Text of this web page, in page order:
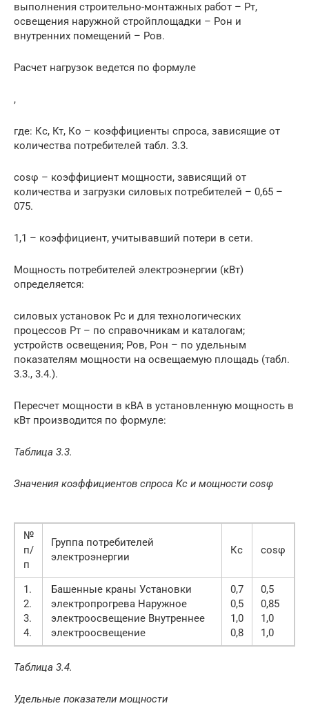
выполнения строительно-монтажных работ – Рт,
освещения наружной стройплощадки – Рон и
внутренних помещений – Ров.
Расчет нагрузок ведется по формуле
,
где: Кс, Кт, Ко – коэффициенты спроса, зависящие от
количества потребителей табл. 3.3.
cosφ – коэффициент мощности, зависящий от
количества и загрузки силовых потребителей – 0,65 –
075.
1,1 – коэффициент, учитывавший потери в сети.
Мощность потребителей электроэнергии (кВт)
определяется:
силовых установок Рс и для технологических
процессов Рт – по справочникам и каталогам;
устройств освещения; Ров, Рон – по удельным
показателям мощности на освещаемую площадь (табл.
3.3., 3.4.).
Пересчет мощности в кВА в установленную мощность в
кВт производится по формуле:
Таблица 3.3.
Значения коэффициентов спроса Кс и мощности cosφ
№
п/
п
Группа потребителей
электроэнергии
Кс сosφ
1.
2.
3.
4.
Башенные краны Установки
электропрогрева Наружное
электроосвещение Внутреннее
электроосвещение
0,7
0,5
1,0
0,8
0,5
0,85
1,0
1,0
Таблица 3.4.
Удельные показатели мощности